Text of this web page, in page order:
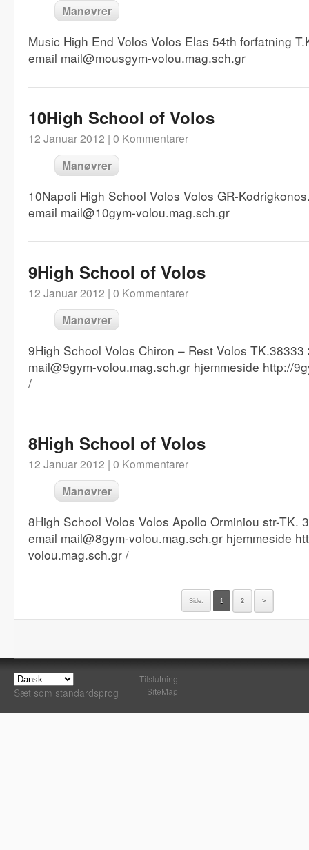
Manøvrer
Music High End Volos Volos Elas 54th forfatning
email mail@mousgym-volou.mag.sch.gr
10High School of Volos
12 Januar 2012 | 0 Kommentarer
Manøvrer
10Napoli High School Volos Volos GR-
email mail@10gym-volou.mag.sch.gr
9High School of Volos
12 Januar 2012 | 0 Kommentarer
Manøvrer
9High School Volos Chiron – Rest Volos
mail@9gym-volou.mag.sch.gr hjemmeside http://
/
8High School of Volos
12 Januar 2012 | 0 Kommentarer
Manøvrer
8High School Volos Volos Apollo Orminiou str-TK.
email mail@8gym-volou.mag.sch.gr hjemmeside
volou.mag.sch.gr /
Side: 1 2 >
Sæt som standardsprog
Tilslutning
SiteMap